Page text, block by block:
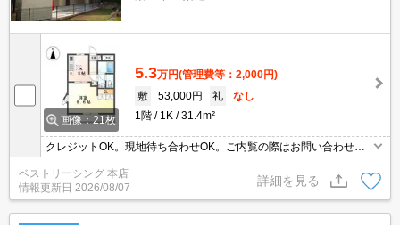
画像：21枚
5.3万円(管理費等：2,000円)
敷
53,000円 礼
なし
1階
1K 31.4m²
クレジットOK。現地待ち合わせOK。ご内覧の際はお問い合わせく
ださい。
ベストリーシング 本店
情報更新日 2026/08/07
詳細を見る